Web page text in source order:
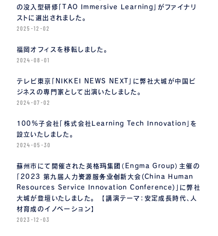
の没入型研修「TAO Immersive Learning」がファイナリ
ストに選出されました。
2025-12-02
福岡オフィスを移転しました。
2024-08-01
テレビ東京「NIKKEI NEWS NEXT」に弊社大城が中国ビ
ジネスの専門家として出演いたしました。
2024-07-02
100%子会社「株式会社Learning Tech Innovation」を
設立いたしました。
2024-05-30
蘇州市にて開催された英格玛集团（Engma Group）主催の
「2023 第九届人力资源服务业创新大会(China Human
Resources Service Innovation Conference)」に弊社
大城が登壇いたしました。 【講演テーマ：安定成長時代、人
材育成のイノベーション】
2023-12-03